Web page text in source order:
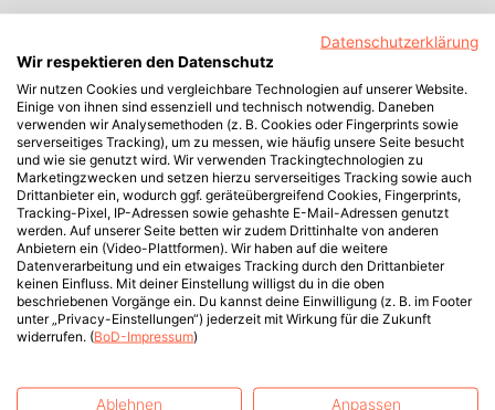
Datenschutzerklärung
Wir respektieren den Datenschutz
Wir nutzen Cookies und vergleichbare Technologien auf unserer Website.
Einige von ihnen sind essenziell und technisch notwendig. Daneben
verwenden wir Analysemethoden (z. B. Cookies oder Fingerprints sowie
serverseitiges Tracking), um zu messen, wie häufig unsere Seite besucht
und wie sie genutzt wird. Wir verwenden Trackingtechnologien zu
Marketingzwecken und setzen hierzu serverseitiges Tracking sowie auch
Drittanbieter ein, wodurch ggf. geräteübergreifend Cookies, Fingerprints,
Tracking-Pixel, IP-Adressen sowie gehashte E-Mail-Adressen genutzt
werden. Auf unserer Seite betten wir zudem Drittinhalte von anderen
Anbietern ein (Video-Plattformen). Wir haben auf die weitere
Datenverarbeitung und ein etwaiges Tracking durch den Drittanbieter
keinen Einfluss. Mit deiner Einstellung willigst du in die oben
beschriebenen Vorgänge ein. Du kannst deine Einwilligung (z. B. im Footer
unter „Privacy-Einstellungen“) jederzeit mit Wirkung für die Zukunft
widerrufen. (BoD-Impressum)
Ablehnen Anpassen